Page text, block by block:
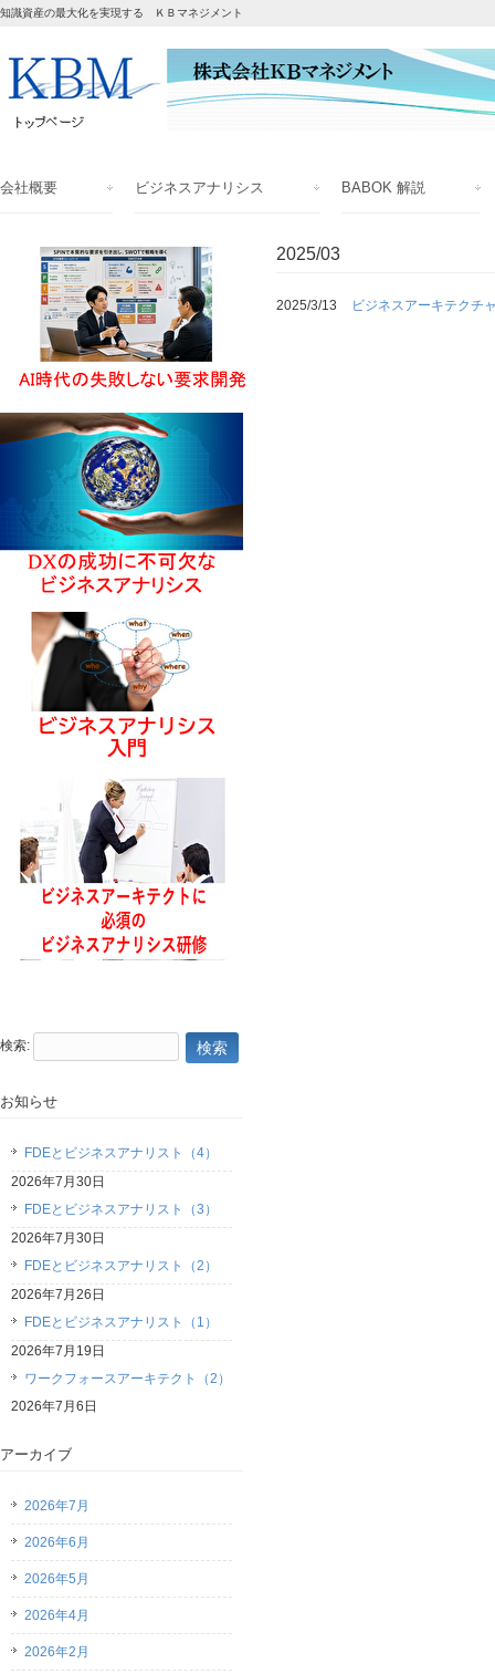
知識資産の最大化を実現する ＫＢマネジメント
会社概要 ビジネスアナリシス BABOK 解説
2025/03
2025/3/13 ビジネスアーキテクチ
検索:
お知らせ
FDEとビジネスアナリスト（4）
2026年7月30日
FDEとビジネスアナリスト（3）
2026年7月30日
FDEとビジネスアナリスト（2）
2026年7月26日
FDEとビジネスアナリスト（1）
2026年7月19日
ワークフォースアーキテクト（2）
2026年7月6日
アーカイブ
2026年7月
2026年6月
2026年5月
2026年4月
2026年2月